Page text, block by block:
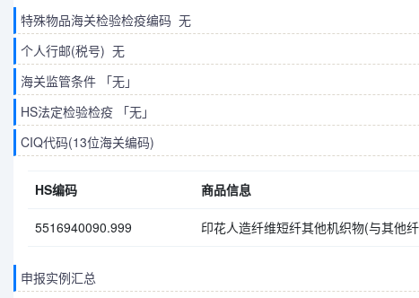
特殊物品海关检验检疫编码 无
个人行邮(税号) 无
海关监管条件 「无」
HS法定检验检疫 「无」
CIQ代码(13位海关编码)
HS编码 商品信息
5516940090.999 印花人造纤维短纤其他机织物(与其他
申报实例汇总